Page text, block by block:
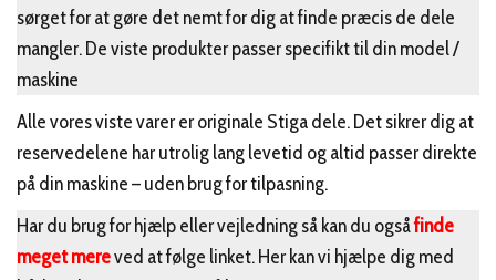
sørget for at gøre det nemt for dig at finde præcis de dele
mangler. De viste produkter passer specifikt til din model /
maskine
Alle vores viste varer er originale Stiga dele. Det sikrer dig at
reservedelene har utrolig lang levetid og altid passer direkte
på din maskine – uden brug for tilpasning.
Har du brug for hjælp eller vejledning så kan du ogsåfinde
meget mereved at følge linket. Her kan vi hjælpe dig med